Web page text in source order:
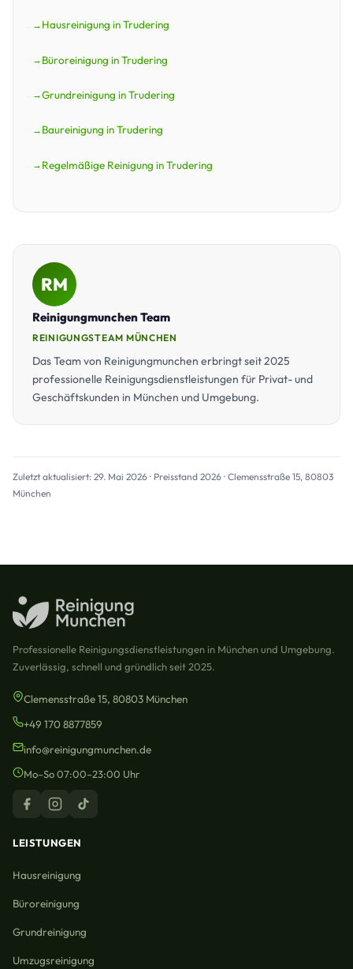
Hausreinigung in Trudering
Büroreinigung in Trudering
Grundreinigung in Trudering
Baureinigung in Trudering
Regelmäßige Reinigung in Trudering
RM
Reinigungmunchen Team
REINIGUNGSTEAM MÜNCHEN
Das Team von Reinigungmunchen erbringt seit 2025
professionelle Reinigungsdienstleistungen für Privat- und
Geschäftskunden in München und Umgebung.
Zuletzt aktualisiert: 29. Mai 2026 · Preisstand 2026 · Clemensstraße 15, 80803
München
Professionelle Reinigungsdienstleistungen in München und Umgebung.
Zuverlässig, schnell und gründlich seit 2025.
Clemensstraße 15, 80803 München
+49 170 8877859
info@reinigungmunchen.de
Mo–So 07:00–23:00 Uhr
LEISTUNGEN
Hausreinigung
Büroreinigung
Grundreinigung
Umzugsreinigung